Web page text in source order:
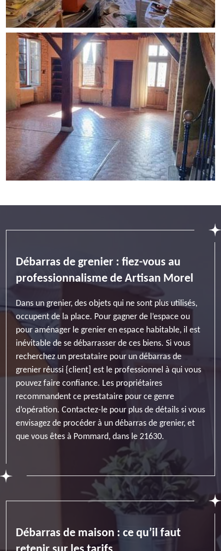
Débarras de grenier : fiez-vous au
professionnalisme de Artisan Morel
Dans un grenier, des objets qui ne sont plus utilisés,
occupent de la place. Pour gagner de l’espace ou
pour aménager le grenier en espace habitable, il est
inévitable de se débarrasser de ces biens. Si vous
recherchez un prestataire pour un débarras de
grenier réussi {client] est le professionnel à qui vous
pouvez faire confiance. Les propriétaires
recommandent ce prestataire pour ce genre
d’opération. Contactez-le pour plus de détails si vous
envisagez de procéder à un débarras de grenier, et
que vous êtes à Pommard, dans le 21630.
Débarras de maison : ce qu’il faut